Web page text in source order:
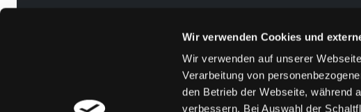
Wir verwenden Cookies und
Wir verwenden auf unserer
Verarbeitung von
den Betrieb der Webseite, während
verbessern. Bei Auswahl der
Feedback
Kontakt
Über uns